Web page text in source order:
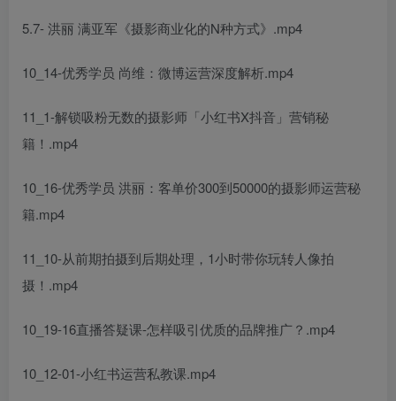
5.7- 洪丽 满亚军《摄影商业化的N种方式》.mp4
10_14-优秀学员 尚维：微博运营深度解析.mp4
11_1-解锁吸粉无数的摄影师「小红书X抖音」营销秘
籍！.mp4
10_16-优秀学员 洪丽：客单价300到50000的摄影师运营秘
籍.mp4
11_10-从前期拍摄到后期处理，1小时带你玩转人像拍
摄！.mp4
10_19-16直播答疑课-怎样吸引优质的品牌推广？.mp4
10_12-01-小红书运营私教课.mp4